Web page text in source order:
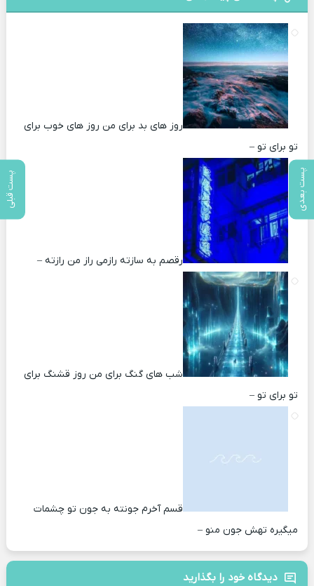
پست بعدی پست قبلی
روز های بد برای من روز های خوب برای
تو برای تو –
رقصم به سازته رازمی راز من رازته –
شب های گنگ برای من روز قشنگ برای
تو برای تو –
قسم آخرم جونته به جون تو چشمات
میگیره تهش جون منو –
دیدگاه خود را بگذارید